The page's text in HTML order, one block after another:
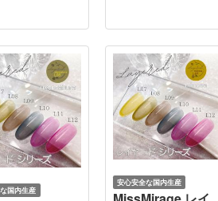
国内生産
安心安全な国内生産